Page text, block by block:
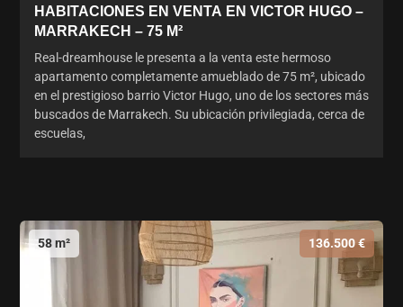
HABITACIONES EN VENTA EN VICTOR HUGO –
MARRAKECH – 75 M²
Real-dreamhouse le presenta a la venta este hermoso
apartamento completamente amueblado de 75 m², ubicado
en el prestigioso barrio Victor Hugo, uno de los sectores más
buscados de Marrakech. Su ubicación privilegiada, cerca de
escuelas,
58 m² 136.500 €